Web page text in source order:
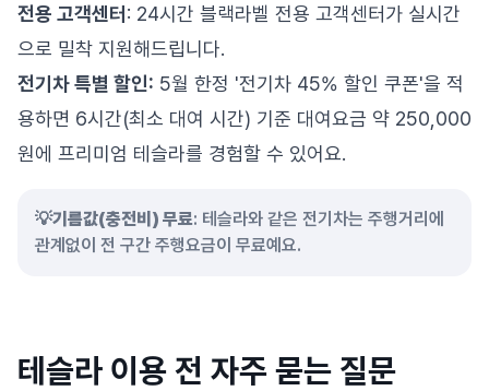
전용 고객센터: 24시간 블랙라벨 전용 고객센터가 실시간
으로 밀착 지원해드립니다.
전기차 특별 할인: 5월 한정 '전기차 45% 할인 쿠폰'을 적
용하면 6시간(최소 대여 시간) 기준 대여요금 약 250,000
원에 프리미엄 테슬라를 경험할 수 있어요.
💡기름값(충전비) 무료: 테슬라와 같은 전기차는 주행거리에
관계없이 전 구간 주행요금이 무료예요.
테슬라 이용 전 자주 묻는 질문